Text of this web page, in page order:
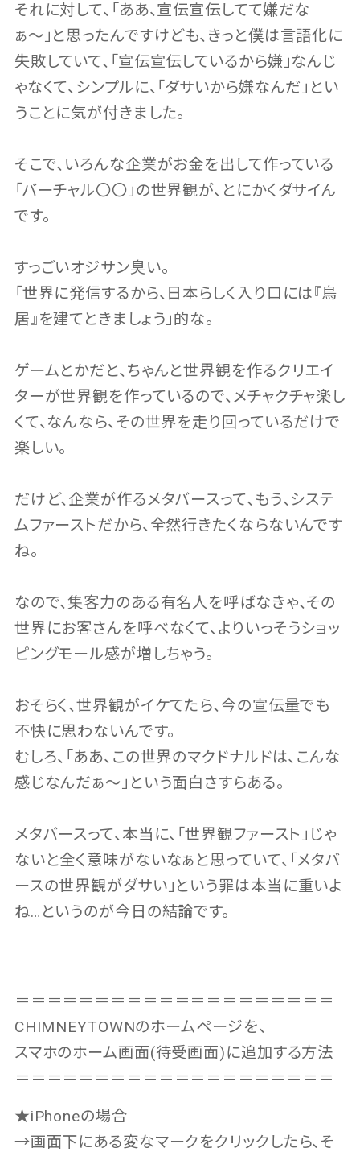
それに対して、「ああ、宣伝宣伝してて嫌だな
ぁ〜」と思ったんですけども、きっと僕は言語化に
失敗していて、「宣伝宣伝しているから嫌」なんじ
ゃなくて、シンプルに、「ダサいから嫌なんだ」とい
うことに気が付きました。
そこで、いろんな企業がお金を出して作っている
「バーチャル〇〇」の世界観が、とにかくダサイん
です。
すっごいオジサン臭い。
「世界に発信するから、日本らしく入り口には『鳥
居』を建てときましょう」的な。
ゲームとかだと、ちゃんと世界観を作るクリエイ
ターが世界観を作っているので、メチャクチャ楽し
くて、なんなら、その世界を走り回っているだけで
楽しい。
だけど、企業が作るメタバースって、もう、システ
ムファーストだから、全然行きたくならないんです
ね。
なので、集客力のある有名人を呼ばなきゃ、その
世界にお客さんを呼べなくて、よりいっそうショッ
ピングモール感が増しちゃう。
おそらく、世界観がイケてたら、今の宣伝量でも
不快に思わないんです。
むしろ、「ああ、この世界のマクドナルドは、こんな
感じなんだぁ〜」という面白さすらある。
メタバースって、本当に、「世界観ファースト」じゃ
ないと全く意味がないなぁと思っていて、「メタバ
ースの世界観がダサい」という罪は本当に重いよ
ね…というのが今日の結論です。
＝＝＝＝＝＝＝＝＝＝＝＝＝＝＝＝＝＝＝＝
CHIMNEYTOWNのホームページを、
スマホのホーム画面(待受画面)に追加する方法
＝＝＝＝＝＝＝＝＝＝＝＝＝＝＝＝＝＝＝＝
★iPhoneの場合
→画面下にある変なマークをクリックしたら、そ